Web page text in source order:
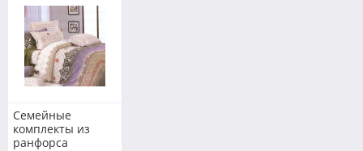
Семейные
комплекты из
ранфорса